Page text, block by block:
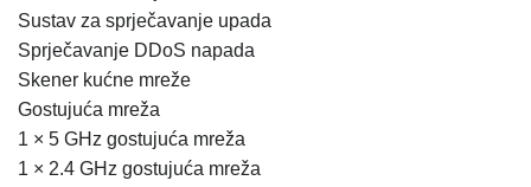
Sustav za sprječavanje upada
Sprječavanje DDoS napada
Skener kućne mreže
Gostujuća mreža
1 × 5 GHz gostujuća mreža
1 × 2.4 GHz gostujuća mreža